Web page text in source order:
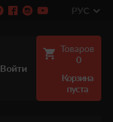
РУС
Войти
Товаров
0
Корзина
пуста